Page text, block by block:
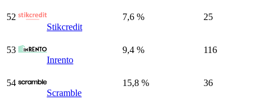
52
Stikcredit
7,6 % 25
53
Inrento
9,4 % 116
54
Scramble
15,8 % 36